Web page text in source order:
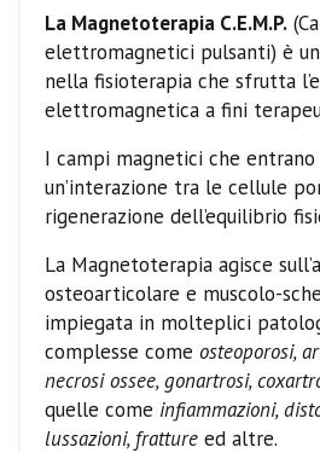
La Magnetoterapia C.E.M.P.
elettromagnetici pulsanti) è
nella fisioterapia che sfrutta
elettromagnetica a fini
I campi magnetici che
un’interazione tra le cellule
rigenerazione dell’equilibrio
La Magnetoterapia agisce
osteoarticolare e muscolo-
impiegata in molteplici
complesse come osteoporosi,
necrosi ossee, gonartrosi,
quelle come infiammazioni,
lussazioni, fratture ed altre.